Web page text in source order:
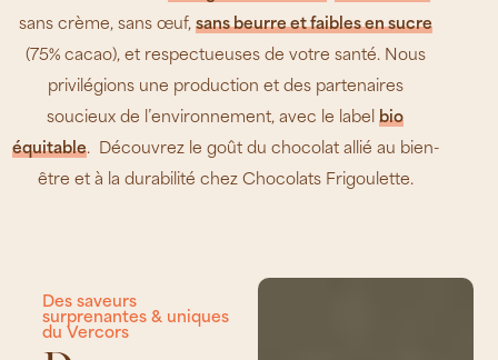
sans crème, sans œuf, sans beurre et faibles en sucre
(75% cacao), et respectueuses de votre santé. Nous
privilégions une production et des partenaires
soucieux de l’environnement, avec le labelbio
équitable. Découvrez le goût du chocolat allié au bien-
être et à la durabilité chez Chocolats Frigoulette.
Des saveurs
surprenantes & uniques
du Vercors